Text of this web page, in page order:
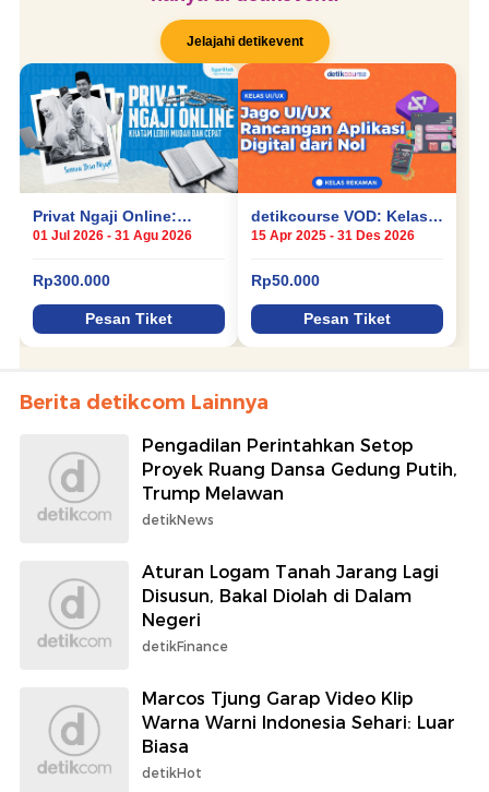
Berita detikcom Lainnya
Pengadilan Perintahkan Setop
Proyek Ruang Dansa Gedung Putih,
Trump Melawan
detikNews
Aturan Logam Tanah Jarang Lagi
Disusun, Bakal Diolah di Dalam
Negeri
detikFinance
Marcos Tjung Garap Video Klip
Warna Warni Indonesia Sehari: Luar
Biasa
detikHot